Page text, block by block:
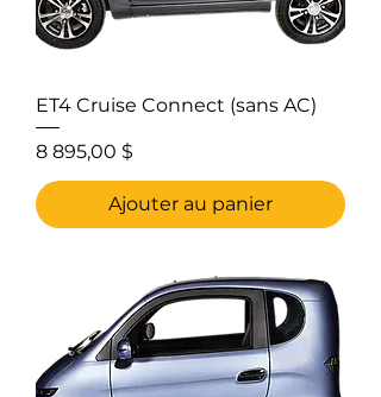
ET4 Cruise Connect (sans AC)
Prix
8 895,00 $
Ajouter au panier